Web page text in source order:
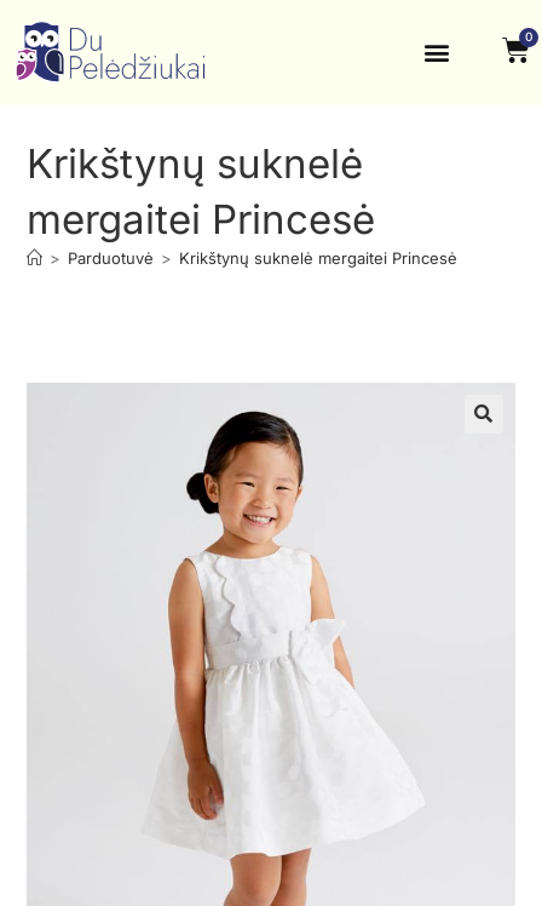
0
Krikštynų suknelė
mergaitei Princesė
> Parduotuvė > Krikštynų suknelė mergaitei Princesė